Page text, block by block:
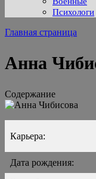
Психологи
Главная страница
Анна
Содержание
Карьера:
Дата рождения: